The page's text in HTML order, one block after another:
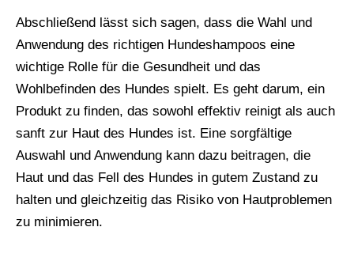
Abschließend lässt sich sagen, dass die Wahl und
Anwendung des richtigen Hundeshampoos eine
wichtige Rolle für die Gesundheit und das
Wohlbefinden des Hundes spielt. Es geht darum, ein
Produkt zu finden, das sowohl effektiv reinigt als auch
sanft zur Haut des Hundes ist. Eine sorgfältige
Auswahl und Anwendung kann dazu beitragen, die
Haut und das Fell des Hundes in gutem Zustand zu
halten und gleichzeitig das Risiko von Hautproblemen
zu minimieren.